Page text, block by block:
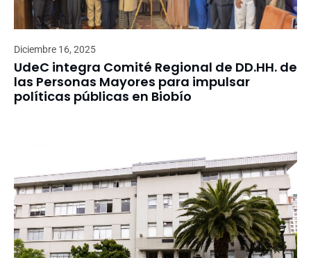
Diciembre 16, 2025
UdeC integra Comité Regional de DD.HH. de
las Personas Mayores para impulsar
políticas públicas en Biobío